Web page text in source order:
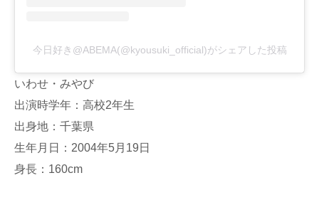
今日好き@ABEMA(@kyousuki_official)がシェアした投稿
いわせ・みやび
出演時学年：高校2年生
出身地：千葉県
生年月日：2004年5月19日
身長：160cm